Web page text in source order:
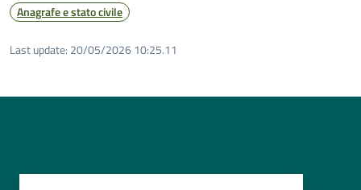
Anagrafe e stato civile
Last update: 20/05/2026 10:25.11